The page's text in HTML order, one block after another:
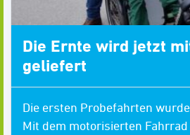
Die Ernte wird jetzt
geliefert
Die ersten Probefahrten
Mit dem motorisierten